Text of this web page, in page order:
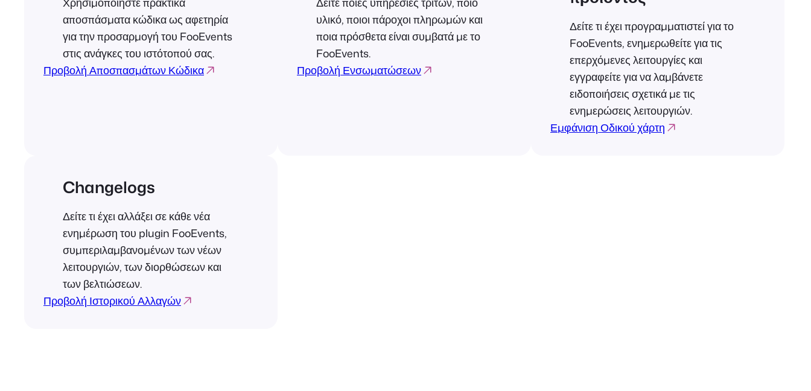
αποσπάσματα κώδικα ως αφετηρία
για την προσαρμογή του FooEvents
στις ανάγκες του ιστότοπού σας.
Προβολή Αποσπασμάτων Κώδικα
υλικό, ποιοι πάροχοι πληρωμών και
ποια πρόσθετα είναι συμβατά με το
FooEvents.
Προβολή Ενσωματώσεων
Δείτε τι έχει προγραμματιστεί για το
FooEvents, ενημερωθείτε για τις
επερχόμενες λειτουργίες και
εγγραφείτε για να λαμβάνετε
ειδοποιήσεις σχετικά με τις
ενημερώσεις λειτουργιών.
Εμφάνιση Οδικού χάρτη
Changelogs
Δείτε τι έχει αλλάξει σε κάθε νέα
ενημέρωση του plugin FooEvents,
συμπεριλαμβανομένων των νέων
λειτουργιών, των διορθώσεων και
των βελτιώσεων.
Προβολή Ιστορικού Αλλαγών